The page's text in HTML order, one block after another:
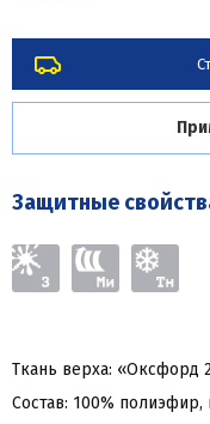
Защитные
Ткань верха: «Оксфорд
Состав: 100% полиэфир,